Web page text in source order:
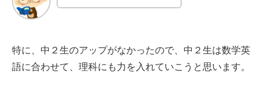
特に、中２生のアップがなかったので、中２生は数学英
語に合わせて、理科にも力を入れていこうと思います。